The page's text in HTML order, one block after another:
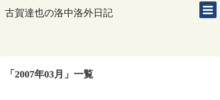
古賀達也の洛中洛外日記
「 2007年03月 」 一覧